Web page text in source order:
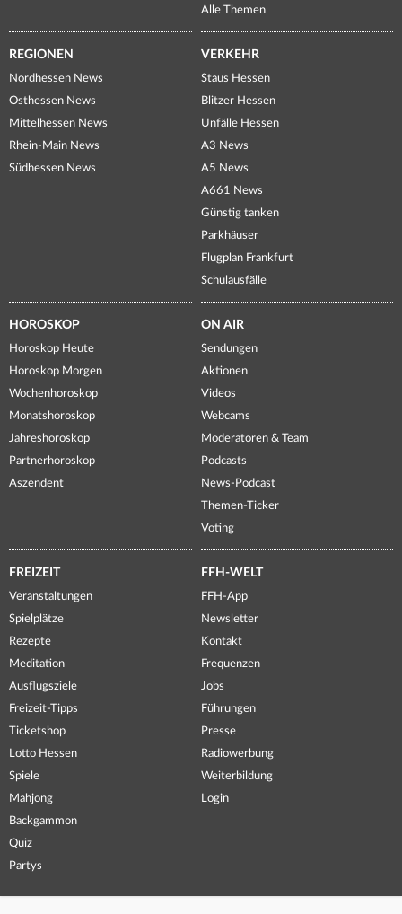
Alle Themen
REGIONEN
Nordhessen News
Osthessen News
Mittelhessen News
Rhein-Main News
Südhessen News
VERKEHR
Staus Hessen
Blitzer Hessen
Unfälle Hessen
A3 News
A5 News
A661 News
Günstig tanken
Parkhäuser
Flugplan Frankfurt
Schulausfälle
HOROSKOP
Horoskop Heute
Horoskop Morgen
Wochenhoroskop
Monatshoroskop
Jahreshoroskop
Partnerhoroskop
Aszendent
ON AIR
Sendungen
Aktionen
Videos
Webcams
Moderatoren & Team
Podcasts
News-Podcast
Themen-Ticker
Voting
FREIZEIT
Veranstaltungen
Spielplätze
Rezepte
Meditation
Ausflugsziele
Freizeit-Tipps
Ticketshop
Lotto Hessen
Spiele
Mahjong
Backgammon
Quiz
Partys
FFH-WELT
FFH-App
Newsletter
Kontakt
Frequenzen
Jobs
Führungen
Presse
Radiowerbung
Weiterbildung
Login